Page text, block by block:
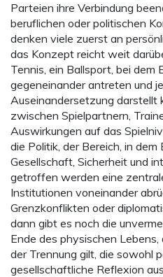
Parteien ihre Verbindung
beruflichen oder politischen
denken viele zuerst an
das Konzept reicht weit
Tennis, ein Ballsport, bei dem
gegeneinander antreten und
Auseinandersetzung darstellt
zwischen Spielpartnern,
Auswirkungen auf das
die Politik, der Bereich, in dem
Gesellschaft, Sicherheit und
getroffen werden eine
Institutionen voneinander
Grenzkonflikten oder
dann gibt es noch die
Ende des physischen
der Trennung gilt, die sowohl
gesellschaftliche Reflexion